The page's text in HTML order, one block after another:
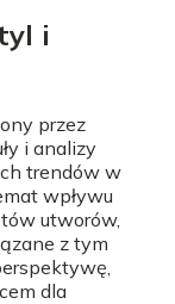
i
przez
i analizy
trendów w
wpływu
utworów,
z tym
dla